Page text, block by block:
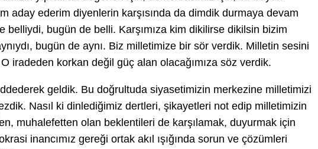
aday ederim diyenlerin karşısında da dimdik durmaya devam
belliydi, bugün de belli. Karşımıza kim dikilirse dikilsin bizim
bugün de aynı. Biz milletimize bir sör verdik. Milletin sesini
iradeden korkan değil güç alan olacağımıza söz verdik.
geldik. Bu doğrultuda siyasetimizin merkezine milletimizi
Nasıl ki dinlediğimiz dertleri, şikayetleri not edip milletimizin
muhalefetten olan beklentileri de karşılamak, duyurmak için
inancımız gereği ortak akıl ışığında sorun ve çözümleri